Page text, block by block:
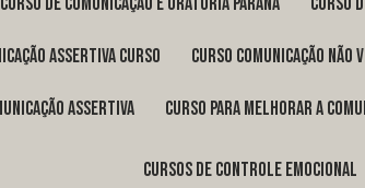
assertiva curso curso comunicação não
assertiva curso para melhorar a
cursos de controle emocional